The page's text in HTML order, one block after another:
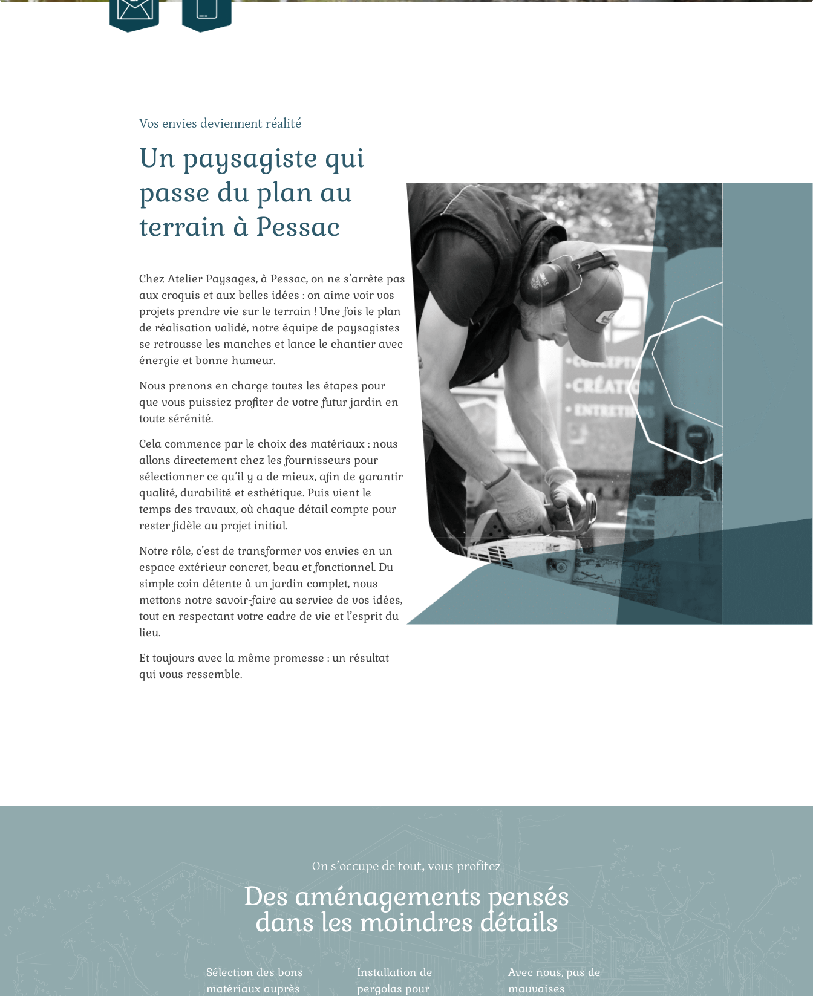
Vos envies deviennent réalité
Un paysagiste qui
passe du plan au
terrain à Pessac
Chez Atelier Paysages, à Pessac, on ne s’arrête pas
aux croquis et aux belles idées : on aime voir vos
projets prendre vie sur le terrain ! Une fois le plan
de réalisation validé, notre équipe de paysagistes
se retrousse les manches et lance le chantier avec
énergie et bonne humeur.
Nous prenons en charge toutes les étapes pour
que vous puissiez profiter de votre futur jardin en
toute sérénité.
Cela commence par le choix des matériaux : nous
allons directement chez les fournisseurs pour
sélectionner ce qu’il y a de mieux, afin de garantir
qualité, durabilité et esthétique. Puis vient le
temps des travaux, où chaque détail compte pour
rester fidèle au projet initial.
Notre rôle, c’est de transformer vos envies en un
espace extérieur concret, beau et fonctionnel. Du
simple coin détente à un jardin complet, nous
mettons notre savoir-faire au service de vos idées,
tout en respectant votre cadre de vie et l’esprit du
lieu.
Et toujours avec la même promesse : un résultat
qui vous ressemble.
On s’occupe de tout, vous profitez
Des aménagements pensés
dans les moindres détails
Sélection des bons
matériaux auprès
Installation de
pergolas pour
Avec nous, pas de
mauvaises